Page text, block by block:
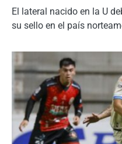
El lateral nacido en la U
su sello en el país